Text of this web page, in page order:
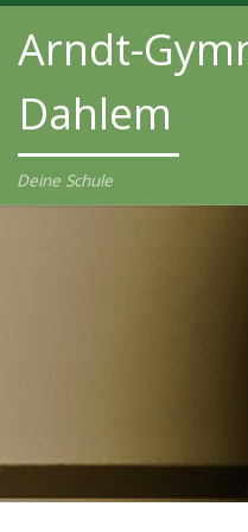
Zum Inhalt springen
Arndt-
Dahlem
Deine Schule